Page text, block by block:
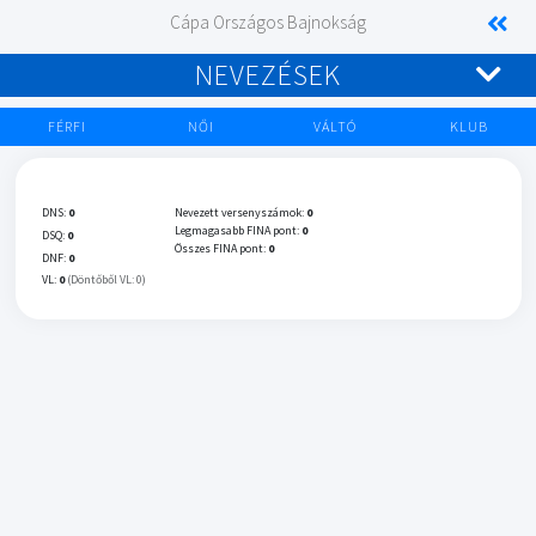
Cápa Országos Bajnokság
NEVEZÉSEK
FÉRFI NŐI VÁLTÓ KLUB
DNS: 0
DSQ: 0
DNF: 0
VL: 0 (Döntőből VL: 0)
Nevezett versenyszámok: 0
Legmagasabb FINA pont: 0
Összes FINA pont: 0